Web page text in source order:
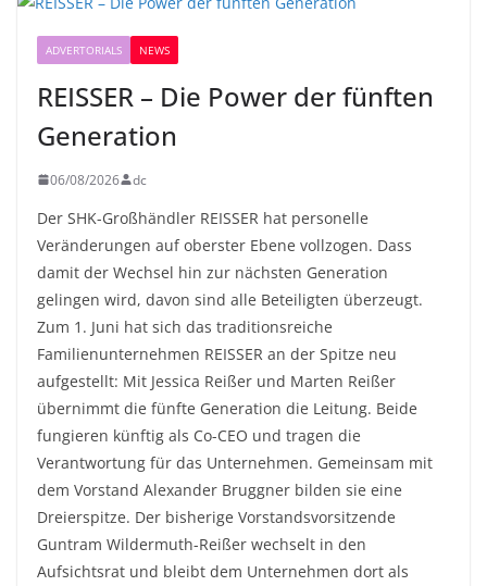
ADVERTORIALS NEWS
REISSER – Die Power der fünften
Generation
06/08/2026 dc
Der SHK-Großhändler REISSER hat personelle
Veränderungen auf oberster Ebene vollzogen. Dass
damit der Wechsel hin zur nächsten Generation
gelingen wird, davon sind alle Beteiligten überzeugt.
Zum 1. Juni hat sich das traditionsreiche
Familienunternehmen REISSER an der Spitze neu
aufgestellt: Mit Jessica Reißer und Marten Reißer
übernimmt die fünfte Generation die Leitung. Beide
fungieren künftig als Co-CEO und tragen die
Verantwortung für das Unternehmen. Gemeinsam mit
dem Vorstand Alexander Bruggner bilden sie eine
Dreierspitze. Der bisherige Vorstandsvorsitzende
Guntram Wildermuth-Reißer wechselt in den
Aufsichtsrat und bleibt dem Unternehmen dort als